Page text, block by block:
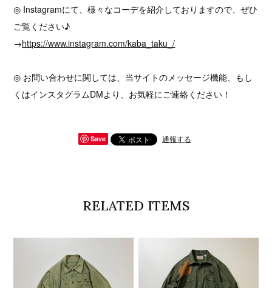
◎ Instagramにて、様々なコーデを紹介しておりますので、ぜひ
ご覧ください♪
→https://www.instagram.com/kaba_taku_/
◎ お問い合わせに関しては、当サイトのメッセージ機能、もし
くはインスタグラムDMより、お気軽にご連絡ください！
Save 通報する
RELATED ITEMS